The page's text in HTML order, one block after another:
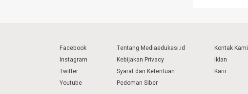
Facebook
Instagram
Twitter
Youtube
Tentang Mediaedukasi.id
Kebijakan Privacy
Syarat dan Ketentuan
Pedoman Siber
Kontak Kami
Iklan
Karir